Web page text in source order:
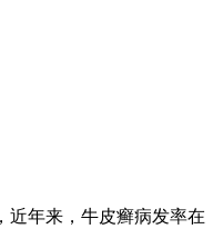
近年来，牛皮癣病发率在